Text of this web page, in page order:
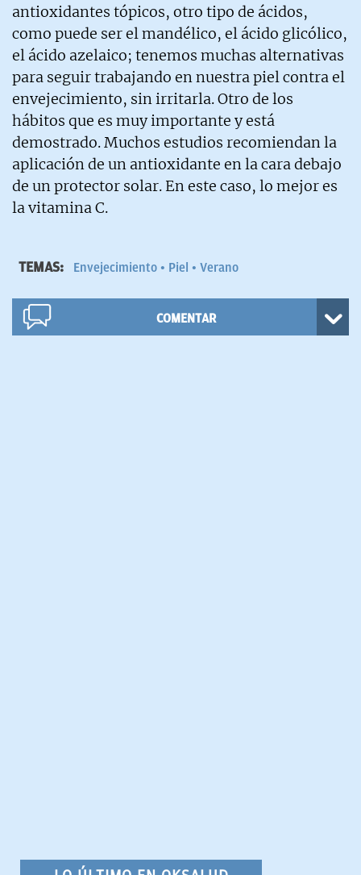
antioxidantes tópicos, otro tipo de ácidos,
como puede ser el mandélico, el ácido glicólico,
el ácido azelaico; tenemos muchas alternativas
para seguir trabajando en nuestra piel contra el
envejecimiento, sin irritarla. Otro de los
hábitos que es muy importante y está
demostrado. Muchos estudios recomiendan la
aplicación de un antioxidante en la cara debajo
de un protector solar. En este caso, lo mejor es
la vitamina C.
TEMAS: Envejecimiento Piel Verano
COMENTAR